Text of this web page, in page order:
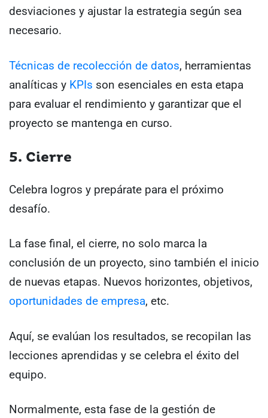
desviaciones y ajustar la estrategia según sea
necesario.
Técnicas de recolección de datos, herramientas
analíticas y KPIs son esenciales en esta etapa
para evaluar el rendimiento y garantizar que el
proyecto se mantenga en curso.
5. Cierre
Celebra logros y prepárate para el próximo
desafío.
La fase final, el cierre, no solo marca la
conclusión de un proyecto, sino también el inicio
de nuevas etapas. Nuevos horizontes, objetivos,
oportunidades de empresa, etc.
Aquí, se evalúan los resultados, se recopilan las
lecciones aprendidas y se celebra el éxito del
equipo.
Normalmente, esta fase de la gestión de